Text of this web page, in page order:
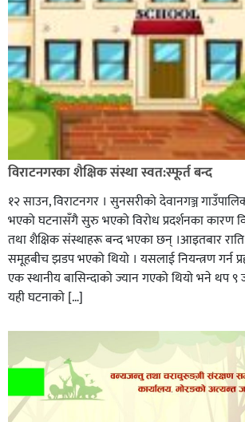
विराटनगरका शैक्षिक संस्था स्वत:स्फूर्त बन्द
१२ साउन, विराटनगर । सुनसरीको देवानगञ्ज
भएको घटनासँगै सुरु भएको विरोध प्रदर्शनका कारण
तथा शैक्षिक संस्थाहरू बन्द भएका छन् ।आइतबार राति
समूहबीच झडप भएको थियो । यसलाई नियन्त्रण गर्न
एक स्थानीय बासिन्दाको ज्यान गएको थियो भने थप ९
यही घटनाको […]